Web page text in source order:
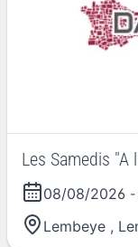
Les Samedis "A
08/08/2026 -
Lembeye ,